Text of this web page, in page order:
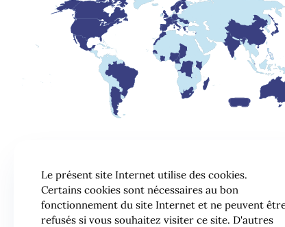
Le présent site Internet utilise des cookies.
Certains cookies sont nécessaires au bon
fonctionnement du site Internet et ne peuvent
refusés si vous souhaitez visiter ce site. D'autres